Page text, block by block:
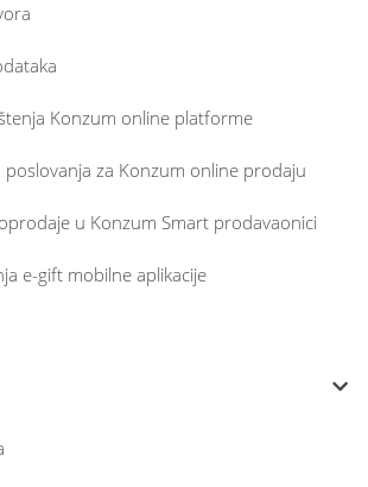
Konzum online platforme
poslovanja za Konzum online prodaju
u Konzum Smart prodavaonici
e-gift mobilne aplikacije